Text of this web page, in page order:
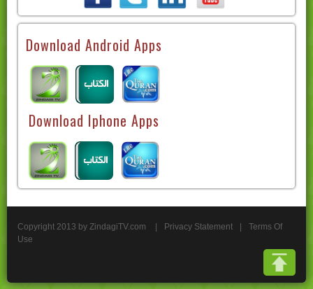
Download Android Apps
Download Iphone Apps
Copyright 2013 by ZindagiTV.com Privacy Statement
Terms Of
Use